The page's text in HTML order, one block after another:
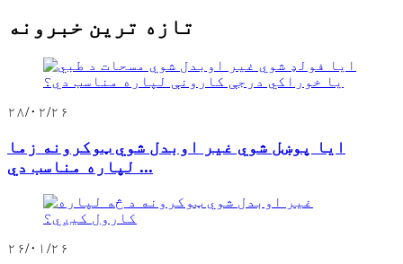
تازه ترین خبرونه
۲۸/۰۲/۲۶
ایا پوښل شوي غیر اوبدل شوي ټوکرونه زما
لپاره مناسب دي ...
۲۶/۰۱/۲۶